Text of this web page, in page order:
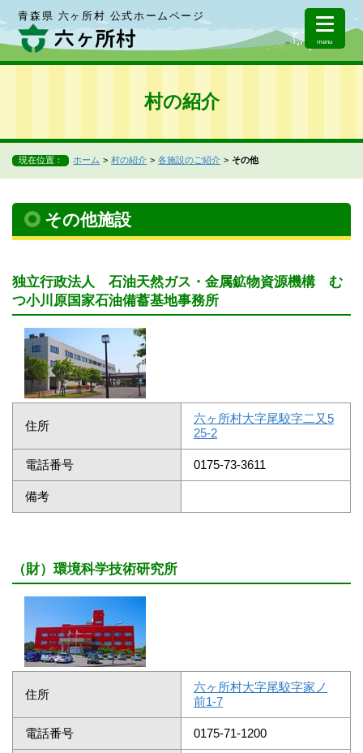
青森県 六ヶ所村 公式ホームページ
menu
村の紹介
現在位置： ホーム 村の紹介 各施設のご紹介 その他
その他施設
独立行政法人 石油天然ガス・金属鉱物資源機構 む
つ小川原国家石油備蓄基地事務所
住所
六ヶ所村大字尾駮字二又5
25-2
電話番号 0175-73-3611
備考
（財）環境科学技術研究所
住所
六ヶ所村大字尾駮字家ノ
前1-7
電話番号 0175-71-1200